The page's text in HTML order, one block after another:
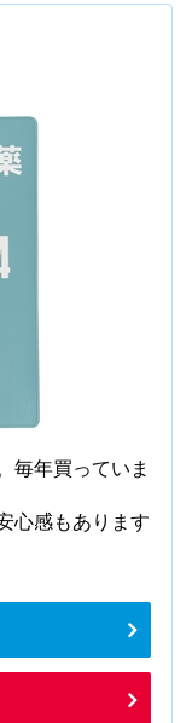
毎年買っていま
心感もあります